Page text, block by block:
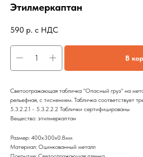
Этилмеркаптан
590 р. с НДС
В
Светоотражающая табличка "Опасный груз" на
рельефная, с тиснением. Табличка соответствует
5.3.2.2.1 - 5.3.2.2.2 Таблички сертифицированы
Вещество: этилмеркаптан
Размер: 400х300х0.8мм
Материал: Оцинкованный металл